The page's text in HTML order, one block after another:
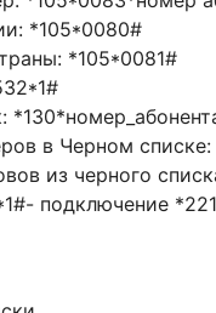
*105*0080#
*105*0081#
в Черном
из черного
подключение